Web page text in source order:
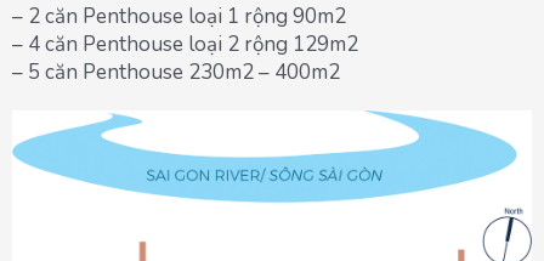
– 2 căn Penthouse loại 1 rộng 90m2
– 4 căn Penthouse loại 2 rộng 129m2
– 5 căn Penthouse 230m2 – 400m2